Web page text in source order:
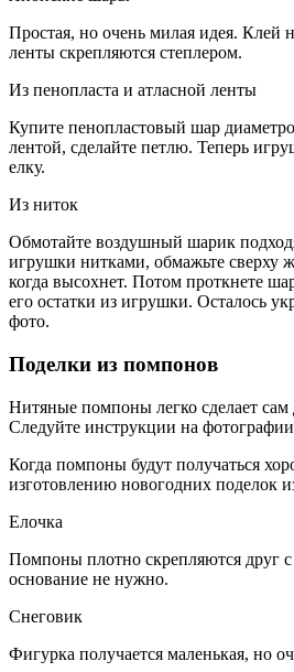
Простая, но очень милая идея. Клей
ленты скрепляются степлером.
Из пенопласта и атласной ленты
Купите пенопластовый шар
лентой, сделайте петлю. Теперь
елку.
Из ниток
Обмотайте воздушный шарик
игрушки нитками, обмажьте сверху
когда высохнет. Потом проткнете
его остатки из игрушки. Осталось
фото.
Поделки из помпонов
Нитяные помпоны легко сделает
Следуйте инструкции на
Когда помпоны будут получаться
изготовлению новогодних поделок
Елочка
Помпоны плотно скрепляются друг
основание не нужно.
Снеговик
Фигурка получается маленькая, но